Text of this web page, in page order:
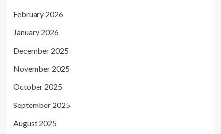
February 2026
January 2026
December 2025
November 2025
October 2025
September 2025
August 2025